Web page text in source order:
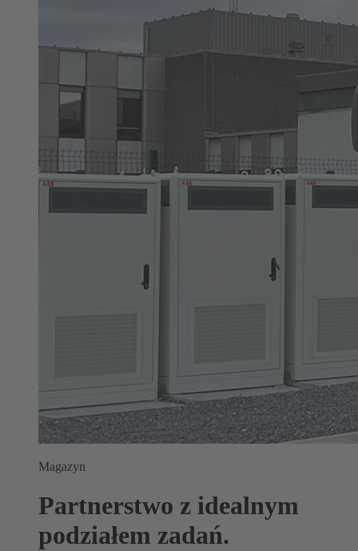
Magazyn
Partnerstwo z idealnym
podziałem zadań.